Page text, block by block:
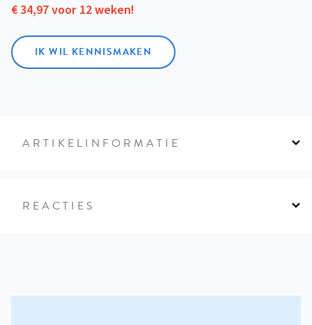
€ 34,97 voor 12 weken!
IK WIL KENNISMAKEN
ARTIKELINFORMATIE
REACTIES